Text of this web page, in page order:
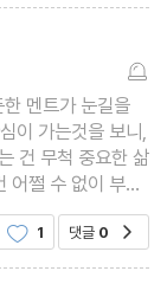
1 댓글 0